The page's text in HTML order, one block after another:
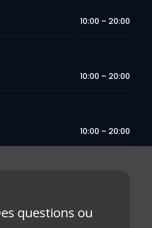
10:00 – 20:00
10:00 – 20:00
10:00 – 20:00
questions ou